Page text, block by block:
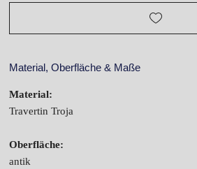
Material, Oberfläche & Maße
Material:
Travertin Troja
Oberfläche:
antik